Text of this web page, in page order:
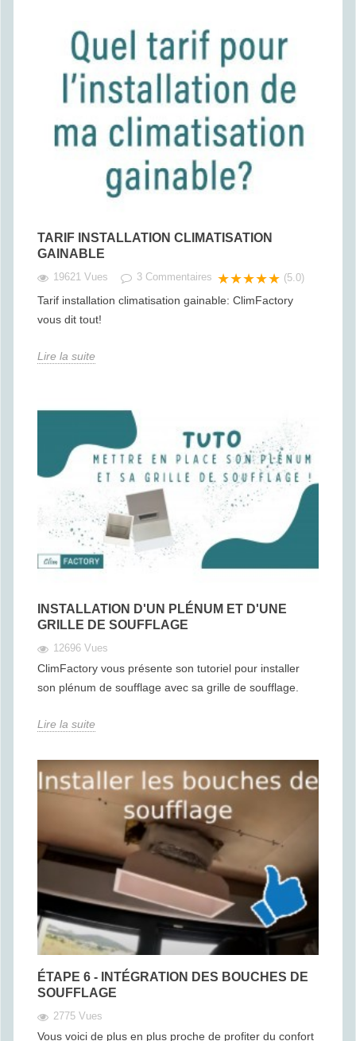
TARIF INSTALLATION CLIMATISATION
GAINABLE
19621 Vues 3 Commentaires ★★★★★ (5.0)
Tarif installation climatisation gainable: ClimFactory
vous dit tout!
Lire la suite
INSTALLATION D'UN PLÉNUM ET D'UNE
GRILLE DE SOUFFLAGE
12696 Vues
ClimFactory vous présente son tutoriel pour installer
son plénum de soufflage avec sa grille de soufflage.
Lire la suite
ÉTAPE 6 - INTÉGRATION DES BOUCHES DE
SOUFFLAGE
2775 Vues
Vous voici de plus en plus proche de profiter du confort